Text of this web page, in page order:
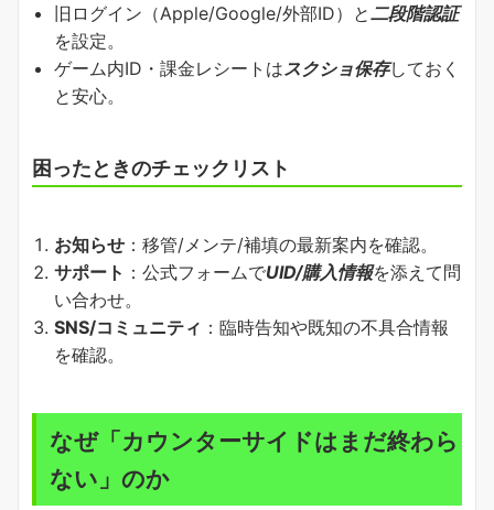
旧ログイン（Apple/Google/外部ID）と二段階認証
を設定。
ゲーム内ID・課金レシートはスクショ保存しておく
と安心。
困ったときのチェックリスト
お知らせ ：移管/メンテ/補填の最新案内を確認。
サポート ：公式フォームでUID/購入情報を添えて問
い合わせ。
SNS/コミュニティ ：臨時告知や既知の不具合情報
を確認。
なぜ「カウンターサイドはまだ終わら
ない」のか